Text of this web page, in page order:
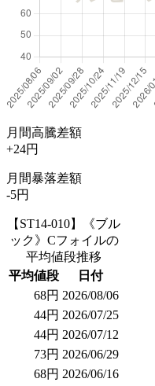
月間高騰差額
+24円
月間暴落差額
-5円
【ST14-010】《ブル
ック》Cフォイルの
平均値段推移
平均値段
日付
68円 2026/08/06
44円 2026/07/25
44円 2026/07/12
73円 2026/06/29
68円 2026/06/16